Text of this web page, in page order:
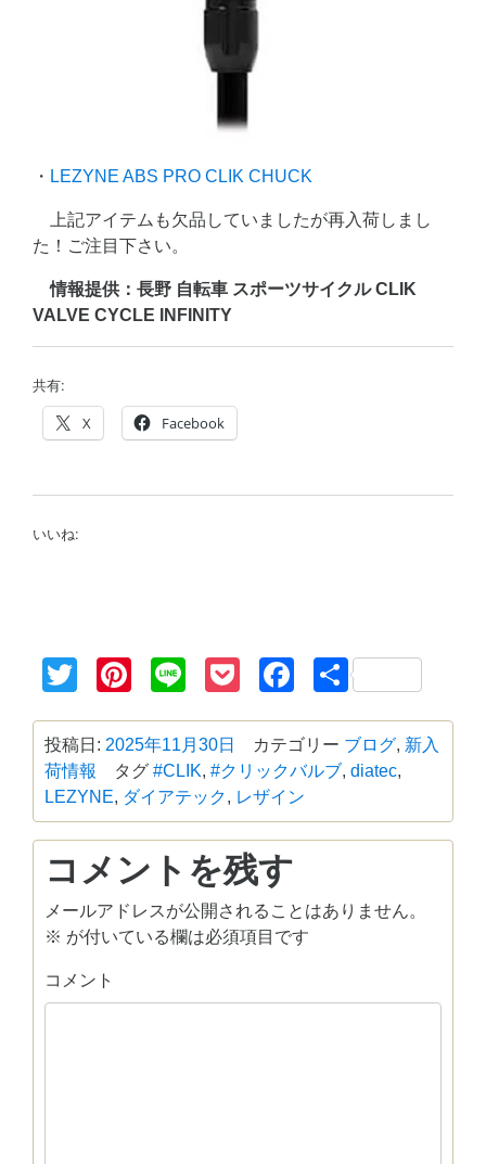
・ LEZYNE ABS PRO CLIK CHUCK
上記アイテムも欠品していましたが再入荷しまし
た！ご注目下さい。
情報提供：長野 自転車 スポーツサイクル CLIK
VALVE CYCLE INFINITY
共有:
X Facebook
いいね:
TwitterPinterest
Line PocketFacebook
共
有
投稿日: 2025年11月30日 カテゴリー ブログ, 新入
荷情報
タグ #CLIK, #クリックバルブ, diatec,
LEZYNE, ダイアテック, レザイン
コメントを残す
メールアドレスが公開されることはありません。
※ が付いている欄は必須項目です
コメント